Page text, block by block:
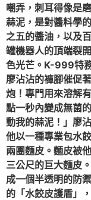
嘲弄，刺耳得像是
蒜泥，是對醬料學
之五的醬油，以及
罐機器人的頂端裂
色光芒。K-999特
廖沾沾的褲腳催促
炮！專門用來溶解
點一秒內變成無菌
動我的蒜泥！」廖
他以一種專業包水
兩團麵皮。麵皮被
三公尺的巨大麵皮
成一個半透明的防
的「水餃皮護盾」